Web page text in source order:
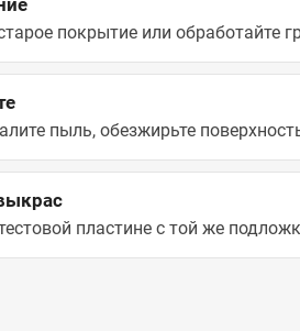
покрытие или обработайте
пыль, обезжирьте
пластине с той же